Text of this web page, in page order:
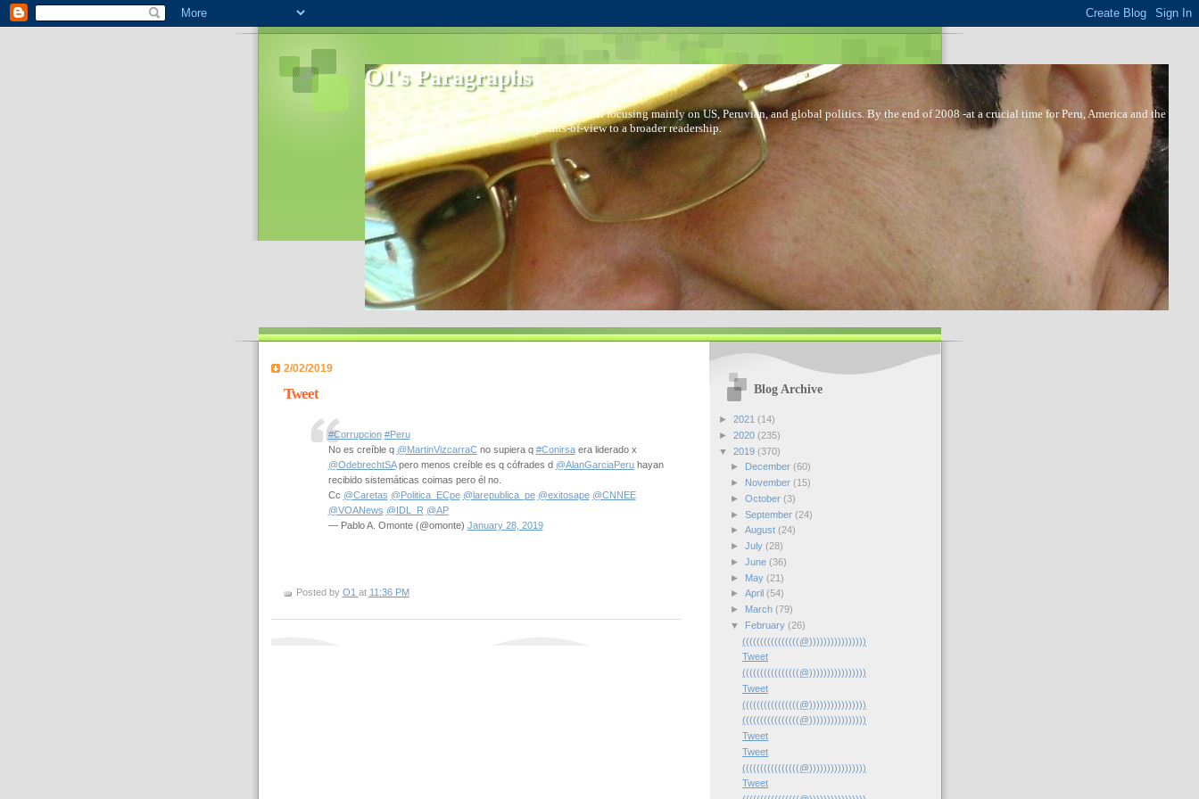
O1's Paragraphs
In 2006 I started to distribute comments via email focusing mainly on US, Peruvian, and global politics. By the end of 2008 -at a crucial time for Peru, America and the
World- I decided to bring out those points-of-view to a broader readership.
2/02/2019
Tweet
#Corrupcion #Peru
No es creíble q @MartinVizcarraCno supiera q #Conirsaera liderado x
@OdebrechtSApero menos creíble es q cófrades d @AlanGarciaPeruhayan
recibido sistemáticas coimas pero él no.
Cc @Caretas @Politica_ECpe @larepublica_pe @exitosape @CNNEE
@VOANews @IDL_R @AP
— Pablo A. Omonte (@omonte) January 28, 2019
Posted by O1 at 11:36 PM
Blog Archive
► 2021 (14)
► 2020 (235)
▼ 2019 (370)
►
December (60)
►
November (15)
► October (3)
► September (24)
► August (24)
► July (28)
► June (36)
►
May (21)
► April (54)
►
March (79)
▼
February (26)
((((((((((((((((@))))))))))))))))
Tweet
((((((((((((((((@))))))))))))))))
Tweet
((((((((((((((((@))))))))))))))))
((((((((((((((((@))))))))))))))))
Tweet
Tweet
((((((((((((((((@))))))))))))))))
Tweet